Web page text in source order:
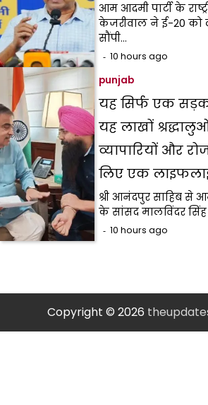
आम आदमी पार्टी के
केजरीवाल ने ई-20 को
सौंपी…
10 hours ago
punjab
यह सिर्फ एक सड़क
यह लाखों
व्यापारियों और
लिए एक
श्री आनंदपुर साहिब से
के सांसद मालविंदर
10 hours ago
Copyright © 2026